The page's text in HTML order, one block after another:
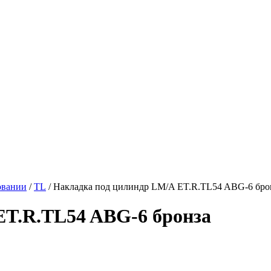
/TL / Накладка под цилиндр LM/A ET.R.TL54 ABG-6
ABG-6 бронза